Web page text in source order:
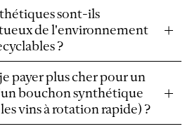
sont-ils
de l'environnement
?
payer plus cher pour un
bouchon synthétique
vins à rotation rapide) ?